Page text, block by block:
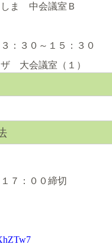
ま 中会議室Ｂ
３０～１５：３０
大会議室（１）
７：００締切